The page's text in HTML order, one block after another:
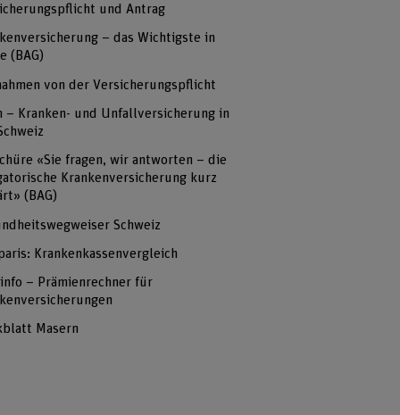
und Antrag
– das Wichtigste in
(BAG)
von der Versicherungspflicht
– Kranken- und Unfallversicherung in
«Sie fragen, wir antworten – die
Krankenversicherung kurz
(BAG)
Schweiz
Krankenkassenvergleich
– Prämienrechner für
Masern